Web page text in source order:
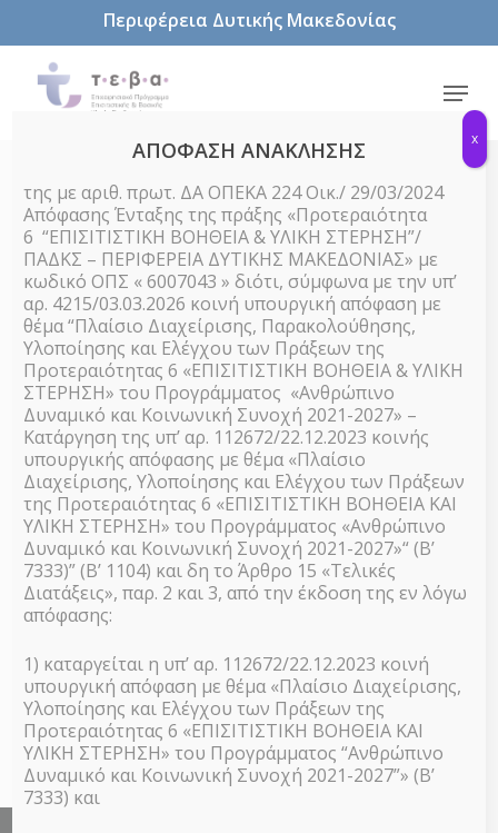
content
Περιφέρεια Δυτικής Μακεδονίας
Menu
Νομική Συμβουλευτική
Events Νομική Συμβουλευτική
Events
for
23
Ιουλίου
2026
NoticeThere are no upcoming events.
Events
and
Views
Search
23/7/2026
Select
date.
Previous Day Next Day
Subscribe to calendar
ΑΠΟΦΑΣΗ ΑΝΑΚΛΗΣΗΣ
της με αριθ. πρωτ. ΔΑ ΟΠΕΚΑ 224 Οικ./ 29/03/2024
Απόφασης Ένταξης της πράξης «Προτεραιότητα
6 “ΕΠΙΣΙΤΙΣΤΙΚΗ ΒΟΗΘΕΙΑ & ΥΛΙΚΗ ΣΤΕΡΗΣΗ”/
ΠΑΔΚΣ – ΠΕΡΙΦΕΡΕΙΑ ΔΥΤΙΚΗΣ ΜΑΚΕΔΟΝΙΑΣ» με
κωδικό ΟΠΣ « 6007043 » διότι, σύμφωνα με την υπ’
αρ. 4215/03.03.2026 κοινή υπουργική απόφαση με
θέμα “Πλαίσιο Διαχείρισης, Παρακολούθησης,
Υλοποίησης και Ελέγχου των Πράξεων της
Προτεραιότητας 6 «ΕΠΙΣΙΤΙΣΤΙΚΗ ΒΟΗΘΕΙΑ & ΥΛΙΚΗ
ΣΤΕΡΗΣΗ» του Προγράμματος «Ανθρώπινο
Δυναμικό και Κοινωνική Συνοχή 2021-2027» –
Κατάργηση της υπ’ αρ. 112672/22.12.2023 κοινής
υπουργικής απόφασης με θέμα «Πλαίσιο
Διαχείρισης, Υλοποίησης και Ελέγχου των Πράξεων
της Προτεραιότητας 6 «ΕΠΙΣΙΤΙΣΤΙΚΗ ΒΟΗΘΕΙΑ ΚΑΙ
ΥΛΙΚΗ ΣΤΕΡΗΣΗ» του Προγράμματος «Ανθρώπινο
Δυναμικό και Κοινωνική Συνοχή 2021-2027»“ (Β’
7333)” (Β’ 1104) και δη το Άρθρο 15 «Τελικές
Διατάξεις», παρ. 2 και 3, από την έκδοση της εν λόγω
απόφασης:
1) καταργείται η υπ’ αρ. 112672/22.12.2023 κοινή
υπουργική απόφαση με θέμα «Πλαίσιο Διαχείρισης,
Υλοποίησης και Ελέγχου των Πράξεων της
Προτεραιότητας 6 «ΕΠΙΣΙΤΙΣΤΙΚΗ ΒΟΗΘΕΙΑ ΚΑΙ
ΥΛΙΚΗ ΣΤΕΡΗΣΗ» του Προγράμματος “Ανθρώπινο
Δυναμικό και Κοινωνική Συνοχή 2021-2027”» (Β’
7333) και
x